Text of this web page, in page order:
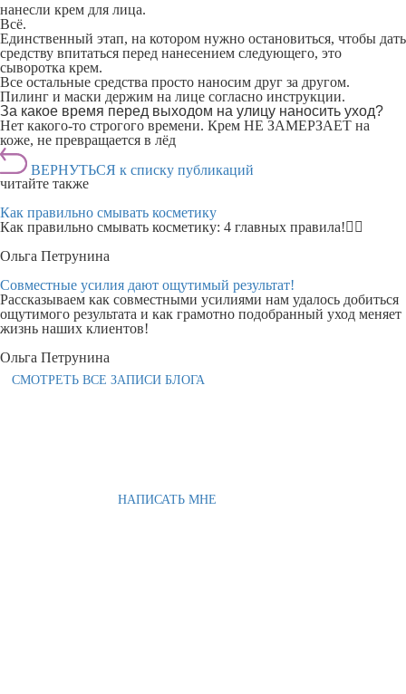
нанесли крем для лица.
Всё.
Единственный этап, на котором нужно остановиться, чтобы дать
средству впитаться перед нанесением следующего, это
сыворотка крем.
Все остальные средства просто наносим друг за другом.
Пилинг и маски держим на лице согласно инструкции.
За какое время перед выходом на улицу наносить уход?
Нет какого-то строгого времени. Крем НЕ ЗАМЕРЗАЕТ на
коже, не превращается в лёд
ВЕРНУТЬСЯ к списку публикаций
читайте также
Как правильно смывать косметику
Как правильно смывать косметику: 4 главных правила!👇🏻
Ольга Петрунина
Совместные усилия дают ощутимый результат!
Рассказываем как совместными усилиями нам удалось добиться
ощутимого результата и как грамотно подобранный уход меняет
жизнь наших клиентов!
Ольга Петрунина
СМОТРЕТЬ ВСЕ ЗАПИСИ БЛОГА
НАПИСАТЬ МНЕ